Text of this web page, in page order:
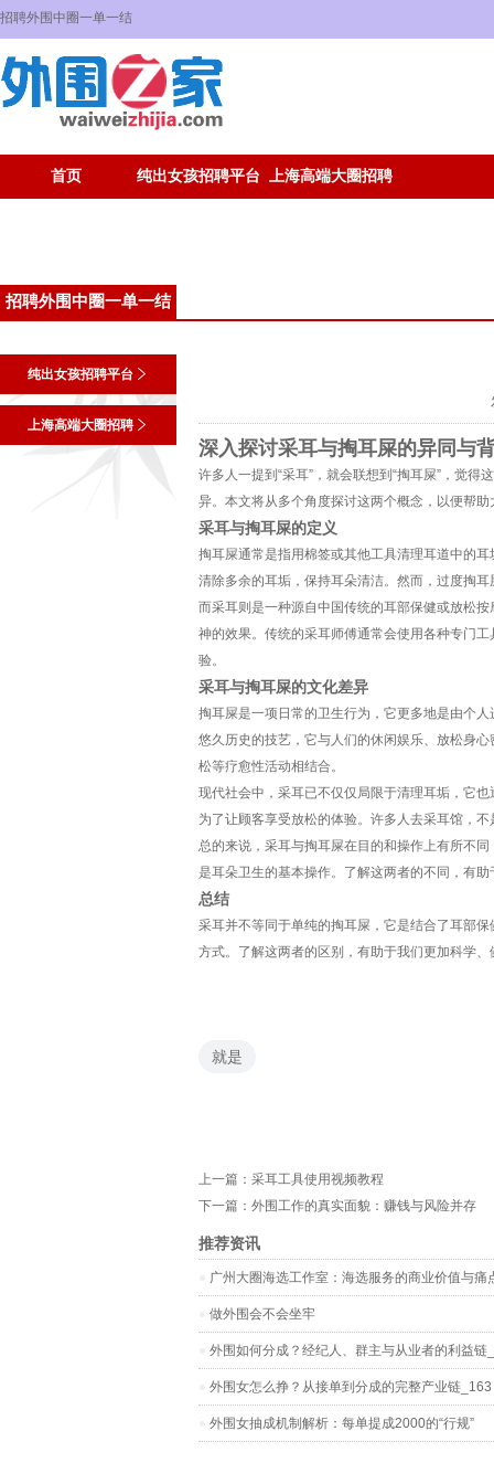
招聘外围中圈一单一结
首页 纯出女孩招聘平台 上海高端大圈招聘
招聘外围中圈一单一结
纯出女孩招聘平台
上海高端大圈招聘
深入探讨采耳与掏耳屎的异同与
许多人一提到“采耳”，就会联想到“掏耳屎”，觉
异。本文将从多个角度探讨这两个概念，以便帮
采耳与掏耳屎的定义
掏耳屎通常是指用棉签或其他工具清理耳道中的
清除多余的耳垢，保持耳朵清洁。然而，过度掏
而采耳则是一种源自中国传统的耳部保健或放松
神的效果。传统的采耳师傅通常会使用各种专门
验。
采耳与掏耳屎的文化差异
掏耳屎是一项日常的卫生行为，它更多地是由个
悠久历史的技艺，它与人们的休闲娱乐、放松身
松等疗愈性活动相结合。
现代社会中，采耳已不仅仅局限于清理耳垢，它
为了让顾客享受放松的体验。许多人去采耳馆，
总的来说，采耳与掏耳屎在目的和操作上有所不
是耳朵卫生的基本操作。了解这两者的不同，有
总结
采耳并不等同于单纯的掏耳屎，它是结合了耳部
方式。了解这两者的区别，有助于我们更加科学
就是
上一篇： 采耳工具使用视频教程
下一篇： 外围工作的真实面貌：赚钱与风险并存
推荐资讯
广州大圈海选工作室‌：海选服务的商业价值与痛
做外围会不会坐牢
外围如何分成？经纪人、群主与从业者的利益链
外围女怎么挣？从接单到分成的完整产业链_163
外围女抽成机制解析：每单提成2000的“行规”